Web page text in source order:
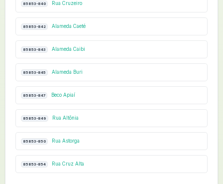
85853-840 Rua Cruzeiro
85853-842 Alameda Caeté
85853-843 Alameda Caibi
85853-845 Alameda Buri
85853-847 Beco Apiaí
85853-849 Rua Altônia
85853-850 Rua Astorga
85853-854 Rua Cruz Alta